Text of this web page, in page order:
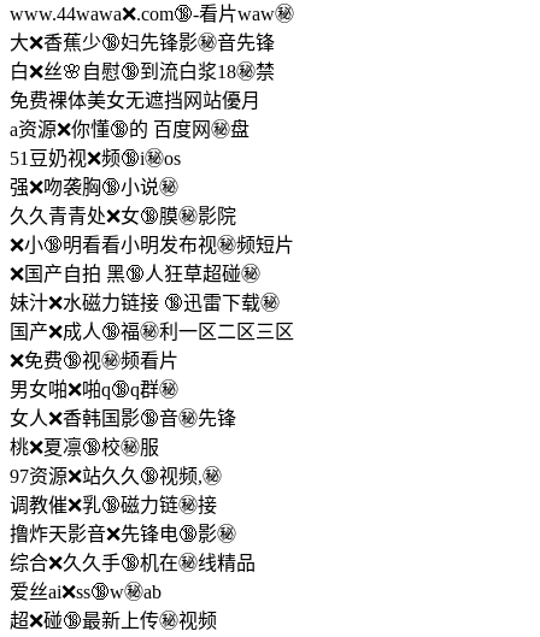
www.44wawa❌.com🔞-看片waw㊙️
大❌香蕉少🔞妇先锋影㊙️音先锋
白❌丝🌸自慰🔞到流白浆18㊙️禁
免费裸体美女无遮挡网站優月
a资源❌你懂🔞的 百度网㊙️盘
51豆奶视❌频🔞i㊙️os
强❌吻袭胸🔞小说㊙️
久久青青处❌女🔞膜㊙️影院
❌小🔞明看看小明发布视㊙️频短片
❌国产自拍 黑🔞人狂草超碰㊙️
妹汁❌水磁力链接 🔞迅雷下载㊙️
国产❌成人🔞福㊙️利一区二区三区
❌免费🔞视㊙️频看片
男女啪❌啪q🔞q群㊙️
女人❌香韩国影🔞音㊙️先锋
桃❌夏凛🔞校㊙️服
97资源❌站久久🔞视频,㊙️
调教催❌乳🔞磁力链㊙️接
撸炸天影音❌先锋电🔞影㊙️
综合❌久久手🔞机在㊙️线精品
爱丝ai❌ss🔞w㊙️ab
超❌碰🔞最新上传㊙️视频